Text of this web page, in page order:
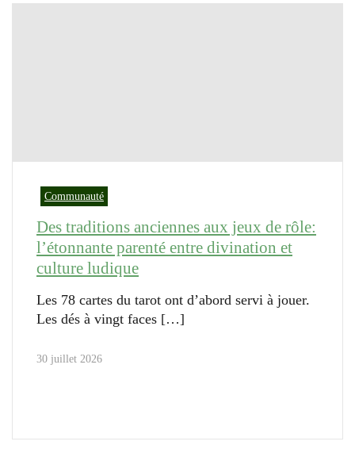
Communauté
Des traditions anciennes aux jeux de rôle:
l’étonnante parenté entre divination et
culture ludique
Les 78 cartes du tarot ont d’abord servi à jouer.
Les dés à vingt faces
30 juillet 2026